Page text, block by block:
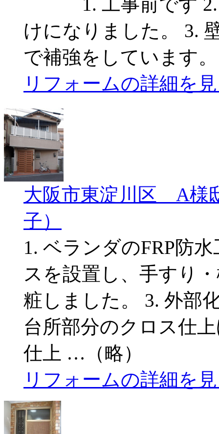
けになりました。 3.
で補強をしています
リフォームの詳細を
大阪市東淀川区 A様
子）
1. ベランダのFRP防
スを設置し、手すり
粧しました。 3. 外部
台所部分のクロス仕
仕上 …（略）
リフォームの詳細を